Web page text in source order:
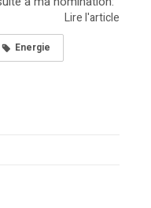
Lire l'article
Energie